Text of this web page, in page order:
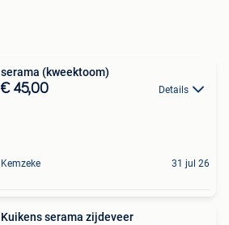
serama (kweektoom)
€ 45,00 Details
Kemzeke 31 jul 26
Kuikens serama zijdeveer